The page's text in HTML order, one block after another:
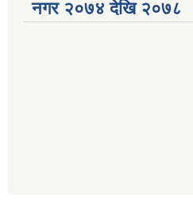
नगर २०७४ देखि २०७८